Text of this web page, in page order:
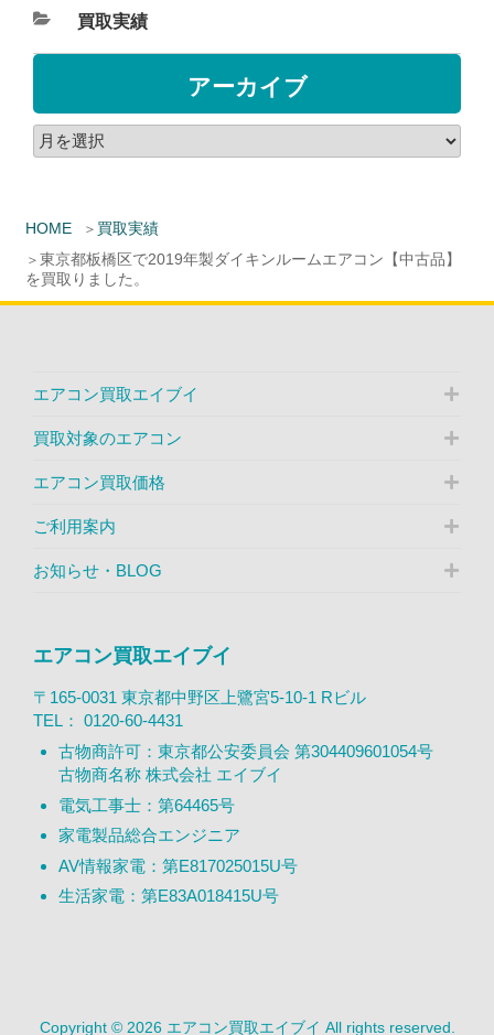
HOME
買取実績
東京都板橋区で2019年製ダイキンルームエアコン【中古品】
を買取りました。
買取実績
アーカイブ
エアコン買取エイブイ
買取対象のエアコン
エアコン買取価格
ご利用案内
お知らせ・BLOG
エアコン買取エイブイ
〒165-0031 東京都中野区上鷺宮5-10-1 Rビル
TEL： 0120-60-4431
古物商許可：東京都公安委員会 第304409601054号
古物商名称 株式会社 エイブイ
電気工事士：第64465号
家電製品総合エンジニア
AV情報家電：第E817025015U号
生活家電：第E83A018415U号
Copyright © 2026 エアコン買取エイブイ All rights reserved.